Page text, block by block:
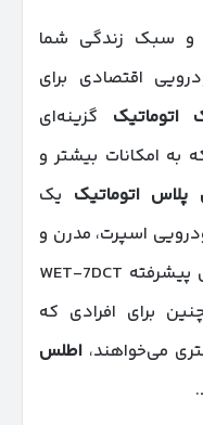
و سبک زندگی شما
اقتصادی برای
اتوماتیک گزینه‌ای
به امکانات بیشتر و
اتوماتیک یک
اسپرت، مدرن و
با گیربکس پیشرفته WET-7DCT
برای افرادی که
می‌خواهند، اطلس